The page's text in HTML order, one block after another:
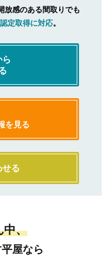
放感のある間取りでも
定取得に対応。
ら
を見る
せる
中、
屋なら